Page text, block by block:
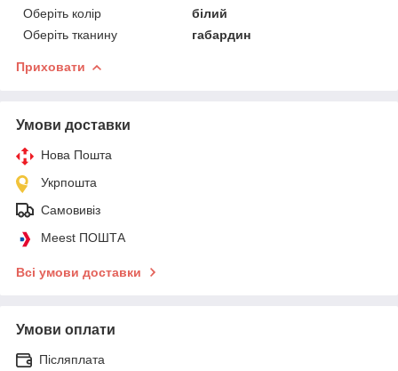
Оберіть колір
білий
Оберіть тканину
габардин
Приховати
Умови доставки
Нова Пошта
Укрпошта
Самовивіз
Meest ПОШТА
Всі умови доставки
Умови оплати
Післяплата